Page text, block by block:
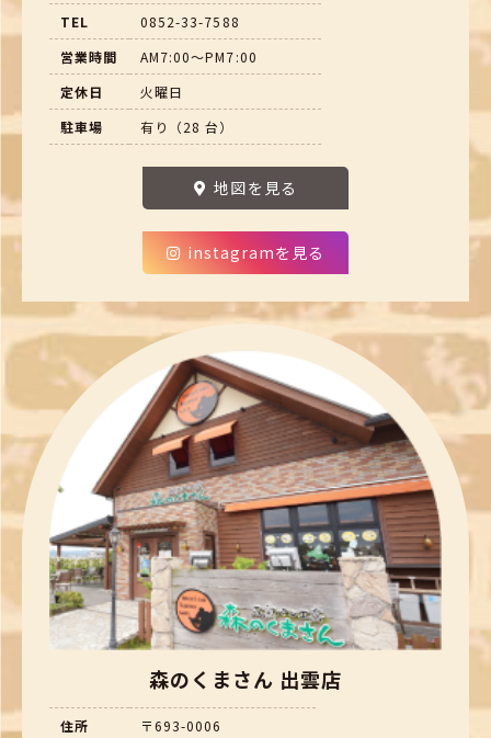
TEL
0852-33-7588
営業時間
AM7:00～PM7:00
定休日
火曜日
駐車場
有り（28 台）
地図を見る
instagramを見る
森のくまさん 出雲店
住所
〒693-0006